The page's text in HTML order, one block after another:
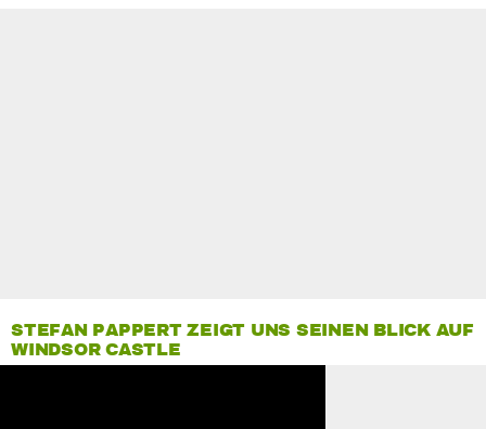
STEFAN PAPPERT ZEIGT UNS SEINEN BLICK AUF
WINDSOR CASTLE